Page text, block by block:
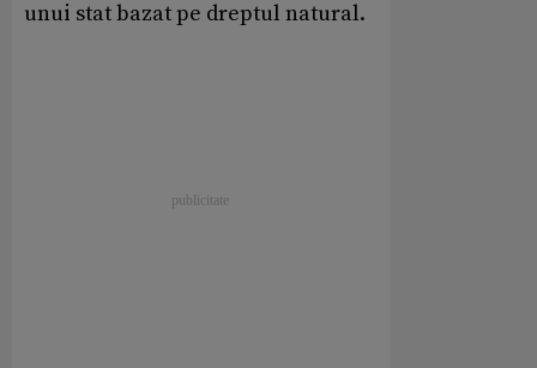
unui stat bazat pe dreptul natural.